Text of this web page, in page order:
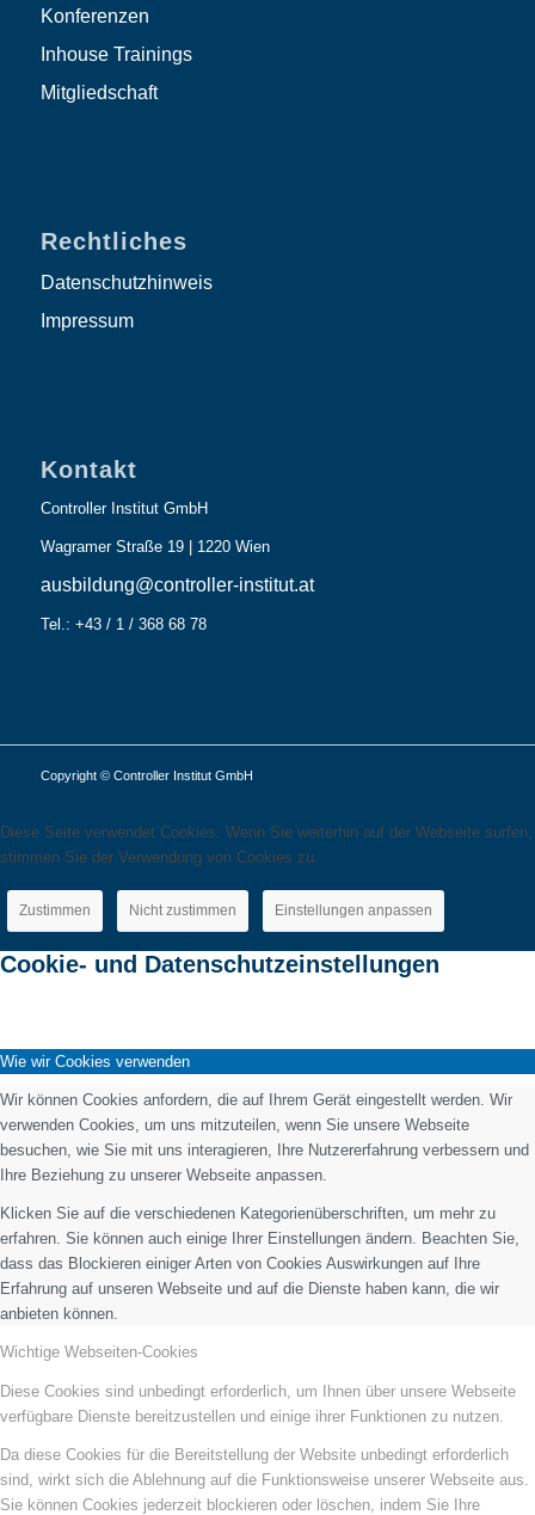
Konferenzen
Inhouse Trainings
Mitgliedschaft
Rechtliches
Datenschutzhinweis
Impressum
Kontakt
Controller Institut GmbH
Wagramer Straße 19 | 1220 Wien
ausbildung@controller-institut.at
Tel.: +43 / 1 / 368 68 78
Copyright © Controller Institut GmbH
Diese Seite verwendet Cookies. Wenn Sie weiterhin auf der Webseite surfen,
stimmen Sie der Verwendung von Cookies zu.
Zustimmen Nicht zustimmen Einstellungen anpassen
Cookie- und Datenschutzeinstellungen
Wie wir Cookies verwenden
Wir können Cookies anfordern, die auf Ihrem Gerät eingestellt werden. Wir
verwenden Cookies, um uns mitzuteilen, wenn Sie unsere Webseite
besuchen, wie Sie mit uns interagieren, Ihre Nutzererfahrung verbessern und
Ihre Beziehung zu unserer Webseite anpassen.
Klicken Sie auf die verschiedenen Kategorienüberschriften, um mehr zu
erfahren. Sie können auch einige Ihrer Einstellungen ändern. Beachten Sie,
dass das Blockieren einiger Arten von Cookies Auswirkungen auf Ihre
Erfahrung auf unseren Webseite und auf die Dienste haben kann, die wir
anbieten können.
Wichtige Webseiten-Cookies
Diese Cookies sind unbedingt erforderlich, um Ihnen über unsere Webseite
verfügbare Dienste bereitzustellen und einige ihrer Funktionen zu nutzen.
Da diese Cookies für die Bereitstellung der Website unbedingt erforderlich
sind, wirkt sich die Ablehnung auf die Funktionsweise unserer Webseite aus.
Sie können Cookies jederzeit blockieren oder löschen, indem Sie Ihre